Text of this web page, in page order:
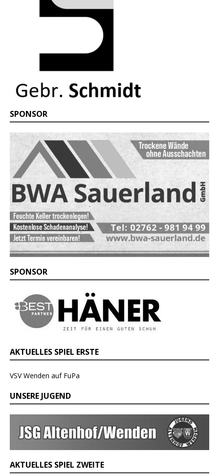
SPONSOR
SPONSOR
AKTUELLES SPIEL ERSTE
VSV Wenden auf FuPa
UNSERE JUGEND
AKTUELLES SPIEL ZWEITE